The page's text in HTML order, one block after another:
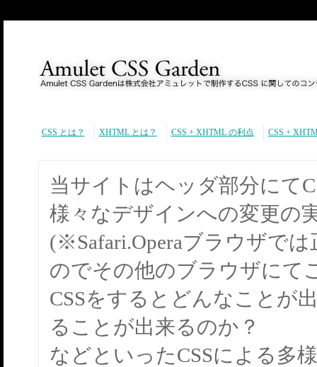
CSS とは？ XHTML とは？ CSS + XHTML の利点 CSS +
当サイトはヘッダ部分にて
様々なデザインへの変更の
(※Safari.Operaブラウザで
のでその他のブラウザにて
CSSをするとどんなことが
ることが出来るのか？
などといったCSSによる多